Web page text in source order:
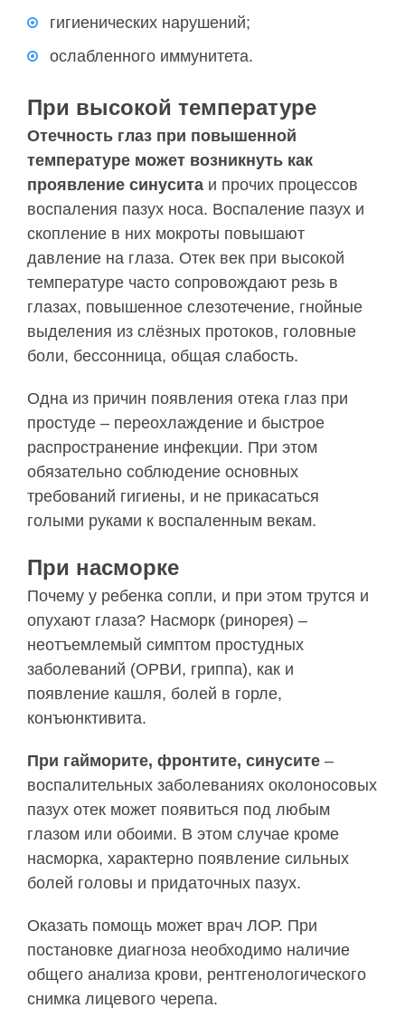
гигиенических нарушений;
ослабленного иммунитета.
При высокой температуре
Отечность глаз при повышенной
температуре может возникнуть как
проявление синусита и прочих процессов
воспаления пазух носа. Воспаление пазух и
скопление в них мокроты повышают
давление на глаза. Отек век при высокой
температуре часто сопровождают резь в
глазах, повышенное слезотечение, гнойные
выделения из слёзных протоков, головные
боли, бессонница, общая слабость.
Одна из причин появления отека глаз при
простуде – переохлаждение и быстрое
распространение инфекции. При этом
обязательно соблюдение основных
требований гигиены, и не прикасаться
голыми руками к воспаленным векам.
При насморке
Почему у ребенка сопли, и при этом трутся и
опухают глаза? Насморк (ринорея) –
неотъемлемый симптом простудных
заболеваний (ОРВИ, гриппа), как и
появление кашля, болей в горле,
конъюнктивита.
При гайморите, фронтите, синусите –
воспалительных заболеваниях околоносовых
пазух отек может появиться под любым
глазом или обоими. В этом случае кроме
насморка, характерно появление сильных
болей головы и придаточных пазух.
Оказать помощь может врач ЛОР. При
постановке диагноза необходимо наличие
общего анализа крови, рентгенологического
снимка лицевого черепа.